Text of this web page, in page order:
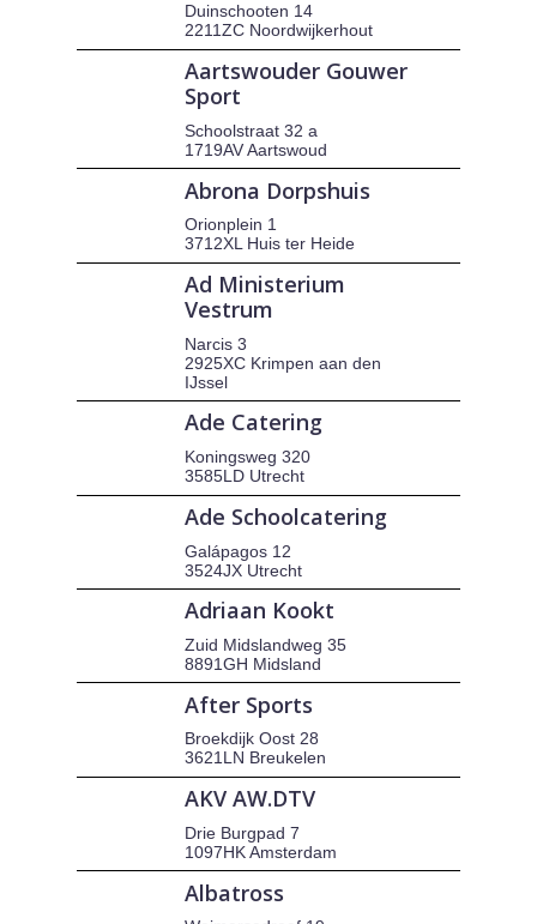
Duinschooten 14
2211ZC Noordwijkerhout
Aartswouder Gouwer
Sport
Schoolstraat 32 a
1719AV Aartswoud
Abrona Dorpshuis
Orionplein 1
3712XL Huis ter Heide
Ad Ministerium
Vestrum
Narcis 3
2925XC Krimpen aan den
IJssel
Ade Catering
Koningsweg 320
3585LD Utrecht
Ade Schoolcatering
Galápagos 12
3524JX Utrecht
Adriaan Kookt
Zuid Midslandweg 35
8891GH Midsland
After Sports
Broekdijk Oost 28
3621LN Breukelen
AKV AW.DTV
Drie Burgpad 7
1097HK Amsterdam
Albatross